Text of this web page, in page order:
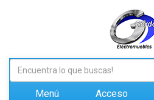
Menú Acceso